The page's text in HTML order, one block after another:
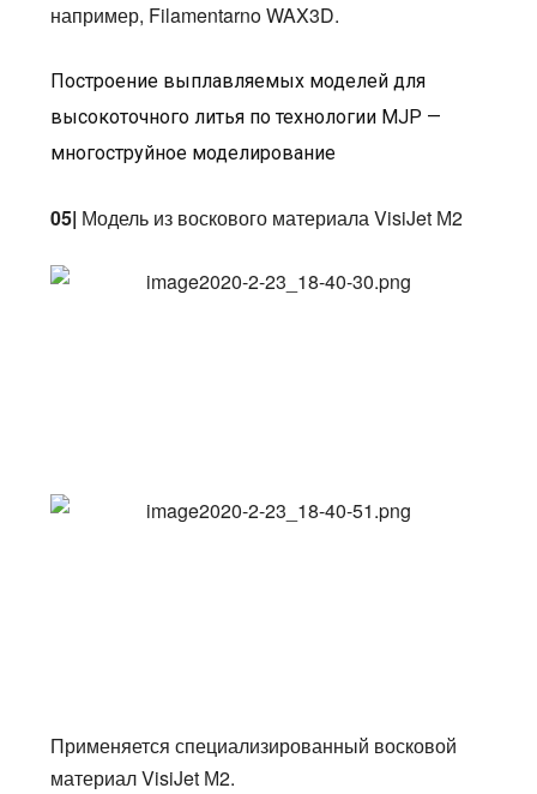
например, Filamentarno WAX3D.
Построение выплавляемых моделей для
высокоточного литья по технологии MJP —
многоструйное моделирование
05| Модель из воскового материала VisiJet М2
Применяется специализированный восковой
материал VisiJet М2.